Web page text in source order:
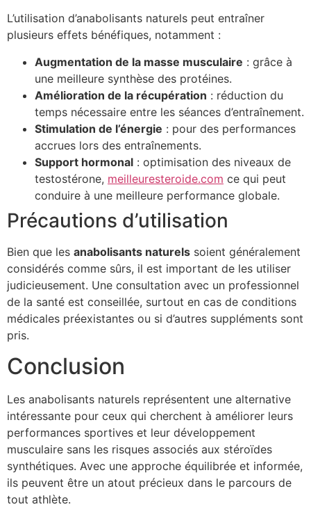
L’utilisation d’anabolisants naturels peut entraîner
plusieurs effets bénéfiques, notamment :
Augmentation de la masse musculaire : grâce à
une meilleure synthèse des protéines.
Amélioration de la récupération : réduction du
temps nécessaire entre les séances d’entraînement.
Stimulation de l’énergie : pour des performances
accrues lors des entraînements.
Support hormonal : optimisation des niveaux de
testostérone, meilleuresteroide.com ce qui peut
conduire à une meilleure performance globale.
Précautions d’utilisation
Bien que les anabolisants naturels soient généralement
considérés comme sûrs, il est important de les utiliser
judicieusement. Une consultation avec un professionnel
de la santé est conseillée, surtout en cas de conditions
médicales préexistantes ou si d’autres suppléments sont
pris.
Conclusion
Les anabolisants naturels représentent une alternative
intéressante pour ceux qui cherchent à améliorer leurs
performances sportives et leur développement
musculaire sans les risques associés aux stéroïdes
synthétiques. Avec une approche équilibrée et informée,
ils peuvent être un atout précieux dans le parcours de
tout athlète.